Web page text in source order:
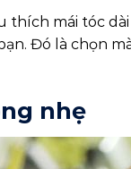
thích mái tóc
Đó là chọn
nhẹ